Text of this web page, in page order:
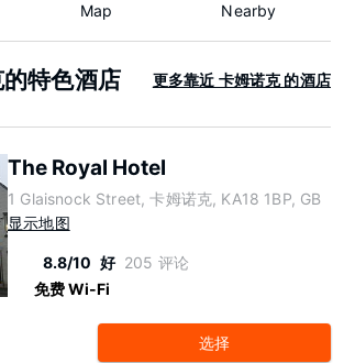
Map Nearby
特色酒店 更多靠近 卡姆诺克 的酒店
The Royal Hotel
1 Glaisnock Street, 卡姆诺克, KA18 1BP, GB
显示地图
8.8/10 好 205 评论
免费 Wi-Fi
选择